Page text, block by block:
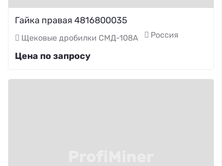
Гайка правая 4816800035
Щековые дробилки СМД-108А Россия
Цена по запросу